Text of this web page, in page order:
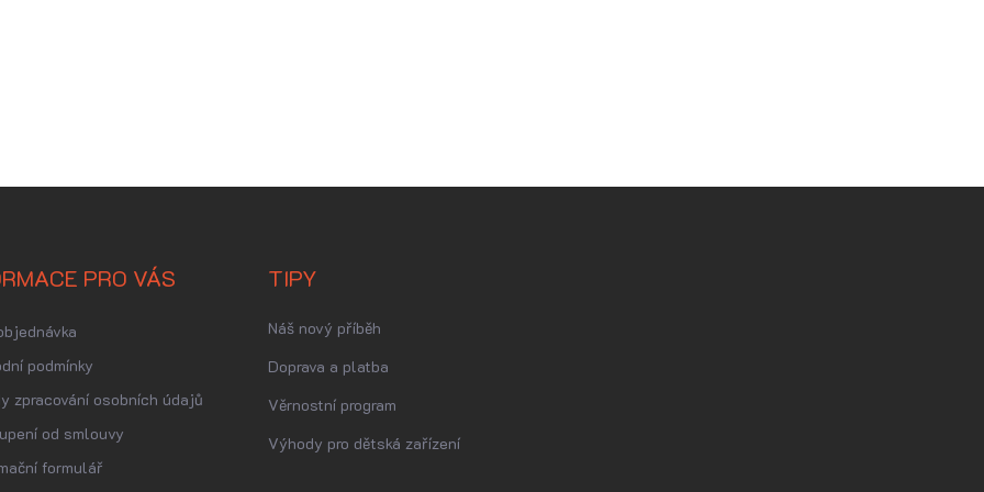
PRO VÁS
podmínky
zpracování osobních údajů
od smlouvy
formulář
TIPY
Náš nový příběh
Doprava a platba
Věrnostní program
Výhody pro dětská zařízení